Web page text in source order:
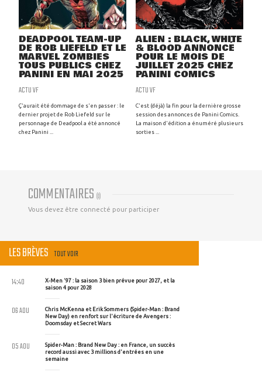
DEADPOOL TEAM-UP
DE ROB LIEFELD ET LE
MARVEL ZOMBIES
TOUS PUBLICS CHEZ
PANINI EN MAI 2025
ACTU VF
Ç'aurait été dommage de s'en passer : le
dernier projet de Rob Liefeld sur le
personnage de Deadpool a été annoncé
chez Panini ...
ALIEN : BLACK, WHITE
& BLOOD ANNONCÉ
POUR LE MOIS DE
JUILLET 2025 CHEZ
PANINI COMICS
ACTU VF
C'est (déjà) la fin pour la dernière grosse
session des annonces de Panini Comics.
La maison d'édition a énuméré plusieurs
sorties ...
COMMENTAIRES (0)
Vous devez être connecté pour participer
LES BRÈVES TOUT VOIR
X-Men '97 : la saison 3 bien prévue pour 2027, et la
saison 4 pour 2028
14:40
Chris McKenna et Erik Sommers (Spider-Man : Brand
New Day) en renfort sur l'écriture de Avengers :
Doomsday et Secret Wars
06 AOU
Spider-Man : Brand New Day : en France, un succès
record aussi avec 3 millions d'entrées en une
semaine
05 AOU